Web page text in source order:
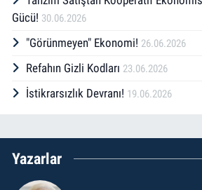
Gücü! 30.06.2026
"Görünmeyen" Ekonomi! 26.06.2026
Refahın Gizli Kodları 23.06.2026
İstikrarsızlık Devranı! 19.06.2026
Yazarlar